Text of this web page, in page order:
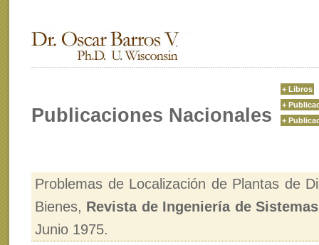
+ Libros
+
+
Publicaciones Nacionales
Problemas de Localización de Plantas de
Bienes, Revista de Ingeniería de Sistemas
Junio 1975.